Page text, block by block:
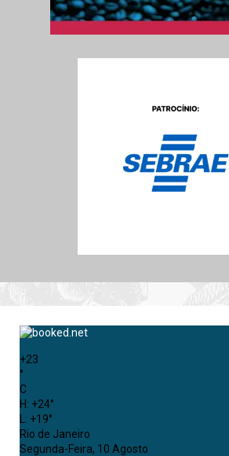
+23
°
C
H: +24°
L: +19°
Rio de Janeiro
Segunda-Feira, 10 Agosto